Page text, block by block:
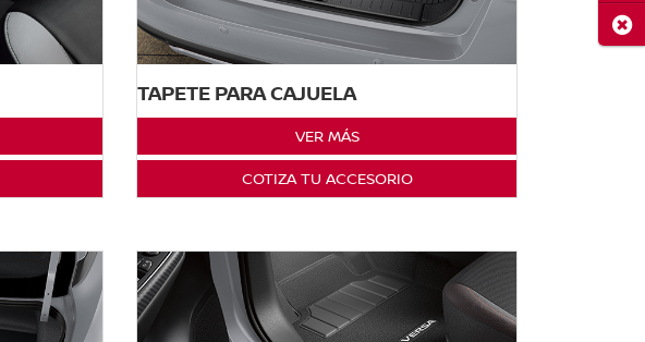
TAPETE PARA CAJUELA
VER MÁS
COTIZA TU ACCESORIO